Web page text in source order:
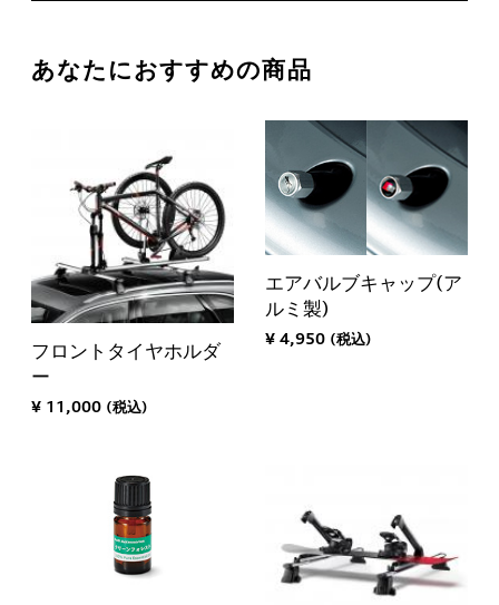
あなたにおすすめの商品
フロントタイヤホルダ
ー
¥ 11,000 (税込)
エアバルブキャップ(ア
ルミ製)
¥ 4,950 (税込)